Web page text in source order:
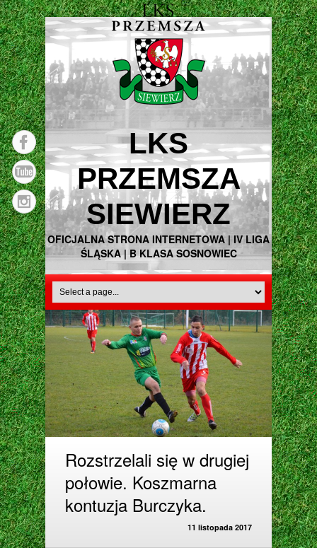
LKS
PRZEMSZA
SIEWIERZ
OFICJALNA STRONA INTERNETOWA | IV LIGA
ŚLĄSKA | B KLASA SOSNOWIEC
Rozstrzelali się w drugiej
połowie. Koszmarna
kontuzja Burczyka.
11 listopada 2017